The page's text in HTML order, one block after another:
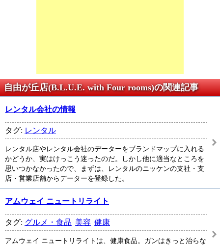
自由が丘店(B.L.U.E. with Four rooms)の関連記事
レンタル会社の情報
タグ: レンタル
レンタル店やレンタル会社のデーターをブランドマップに入れる
かどうか、実はけっこう迷ったのだ。しかし他に適当なところを
思いつかなかったので、まずは、レンタルのニッケンの支社・支
店・営業店舗からデーターを登録した。
アムウェイ ニュートリライト
タグ: グルメ・食品 美容 健康
アムウェイ ニュートリライトは、健康食品。ガンはきっと治らな